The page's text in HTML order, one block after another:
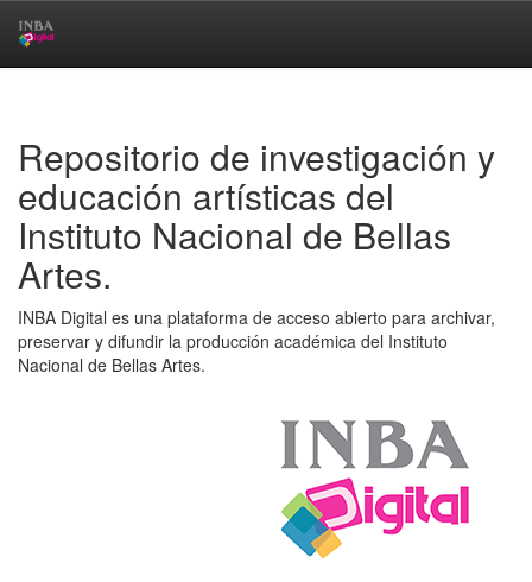
Repositorio de investigación y
educación artísticas del
Instituto Nacional de Bellas
Artes.
INBA Digital es una plataforma de acceso abierto para archivar,
preservar y difundir la producción académica del Instituto
Nacional de Bellas Artes.